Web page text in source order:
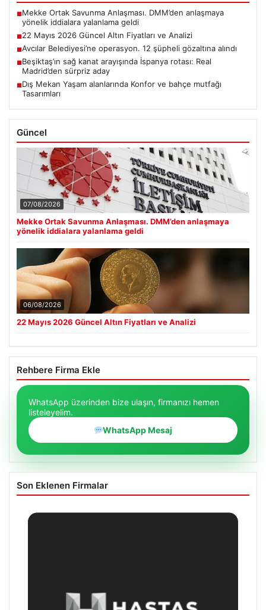
■Mekke Ortak Savunma Anlaşması. DMM’den anlaşmaya
yönelik iddialara yalanlama geldi
■22 Mayıs 2026 Güncel Altın Fiyatları ve Analizi
■Avcılar Belediyesi’ne operasyon. 12 şüpheli gözaltına alındı
■Beşiktaş’ın sağ kanat arayışında İspanya rotası: Real
Madrid’den sürpriz aday
■Dış Mekan Yaşam alanlarında Konfor ve bahçe mutfağı
Tasarımları
Güncel
07/08/2026
Mekke Ortak Savunma Anlaşması. DMM’den anlaşmaya
yönelik iddialara yalanlama geldi
06/08/2026
22 Mayıs 2026 Güncel Altın Fiyatları ve Analizi
Rehbere Firma Ekle
WhatsApp üzerinden bize ulaşın, firmanızı hemen
listeleyelim.
WhatsApp Mesaj
Son Eklenen Firmalar